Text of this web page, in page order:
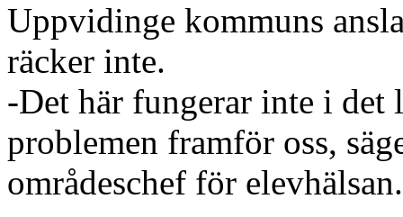
Uppvidinge kommuns
räcker inte.
-Det här fungerar inte i det
problemen framför oss,
områdeschef för elevhälsan.